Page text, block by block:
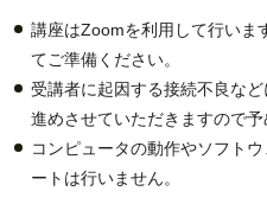
講座はZoomを利用して行いま
てご準備ください。
受講者に起因する接続不良な
進めさせていただきますので予
コンピュータの動作やソフト
ートは行いません。